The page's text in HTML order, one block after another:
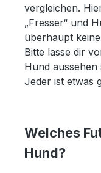
vergleichen.
„Fresser“ und
überhaupt
Bitte lasse dir
Hund aussehen
Jeder ist etwas
Welches
Hund?